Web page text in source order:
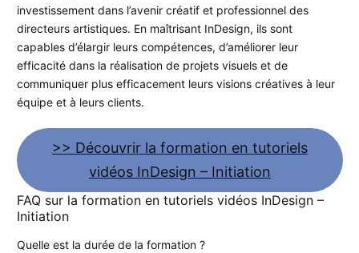
investissement dans l’avenir créatif et professionnel des
directeurs artistiques. En maîtrisant InDesign, ils sont
capables d’élargir leurs compétences, d’améliorer leur
efficacité dans la réalisation de projets visuels et de
communiquer plus efficacement leurs visions créatives à leur
équipe et à leurs clients.
>> Découvrir la formation en tutoriels
vidéos InDesign – Initiation
FAQ sur la formation en tutoriels vidéos InDesign –
Initiation
Quelle est la durée de la formation ?